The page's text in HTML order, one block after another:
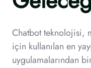
Chatbot teknolojisi,
için kullanılan en
uygulamalarından